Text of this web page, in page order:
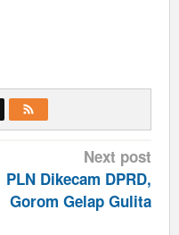
Next post
PLN Dikecam DPRD,
Gorom Gelap Gulita